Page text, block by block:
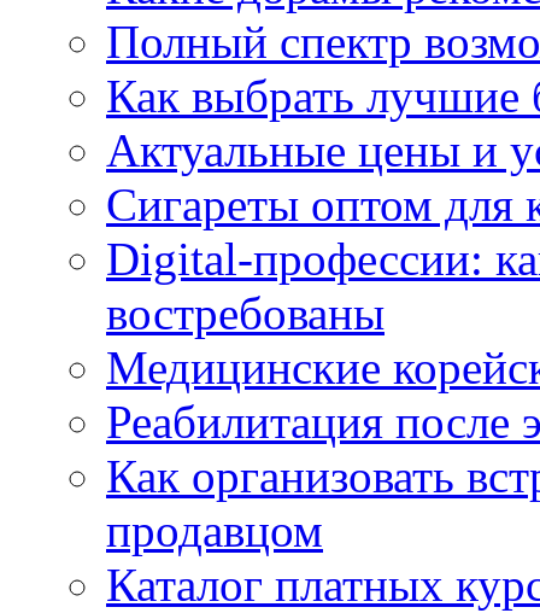
Полный спектр
Как выбрать
Актуальные цены и
Сигареты оптом для
Digital-профессии:
востребованы
Медицинские
Реабилитация после
Как организовать
продавцом
Каталог платных